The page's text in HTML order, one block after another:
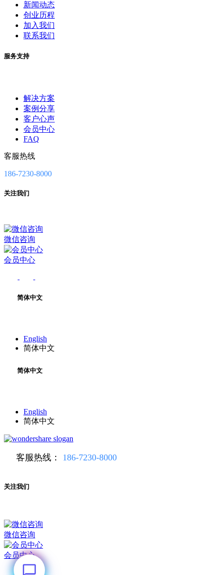
新闻动态
创业历程
加入我们
联系我们
服务支持
解决方案
案例分享
客户心声
会员中心
FAQ
客服热线
186-7230-8000
关注我们
微信咨询
会员中心
简体中文
English
简体中文
简体中文
English
简体中文
客服热线： 186-7230-8000
关注我们
微信咨询
会员中心